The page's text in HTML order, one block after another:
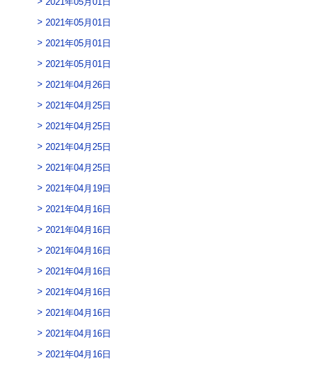
2021年05月01日
2021年05月01日
2021年05月01日
2021年04月26日
2021年04月25日
2021年04月25日
2021年04月25日
2021年04月25日
2021年04月19日
2021年04月16日
2021年04月16日
2021年04月16日
2021年04月16日
2021年04月16日
2021年04月16日
2021年04月16日
2021年04月16日